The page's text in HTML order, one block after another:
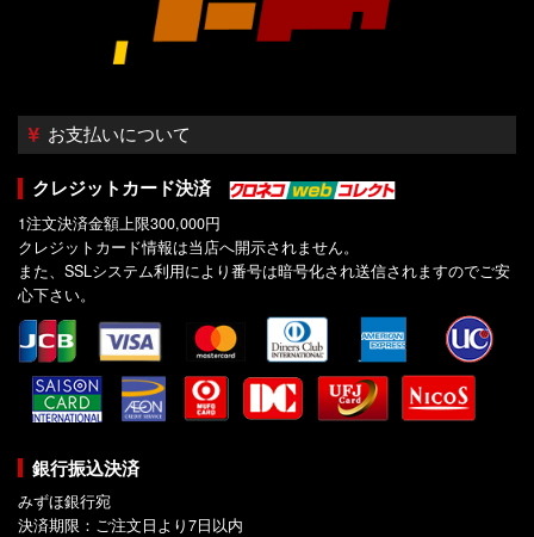
お支払いについて
クレジットカード決済
1注文決済金額上限300,000円
クレジットカード情報は当店へ開示されません。
また、SSLシステム利用により番号は暗号化され送信されますのでご安
心下さい。
銀行振込決済
みずほ銀行宛
決済期限：ご注文日より7日以内